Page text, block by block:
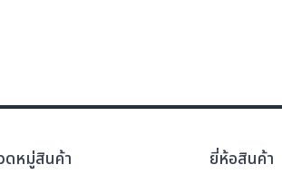
ดหมู่สินค้า ยี่ห้อสินค้า